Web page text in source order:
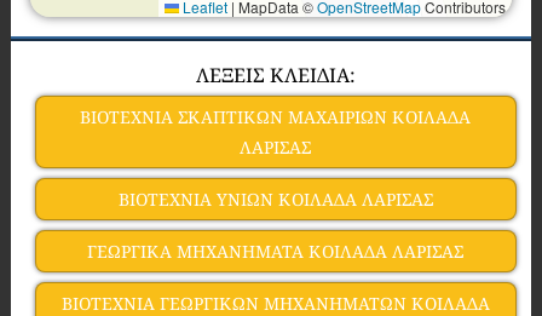
Leaflet | MapData ©OpenStreetMapContributors
ΛΕΞΕΙΣ ΚΛΕΙΔΙΑ:
ΒΙΟΤΕΧΝΙΑ ΣΚΑΠΤΙΚΩΝ ΜΑΧΑΙΡΙΩΝ ΚΟΙΛΑΔΑ
ΛΑΡΙΣΑΣ
ΒΙΟΤΕΧΝΙΑ ΥΝΙΩΝ ΚΟΙΛΑΔΑ ΛΑΡΙΣΑΣ
ΓΕΩΡΓΙΚΑ ΜΗΧΑΝΗΜΑΤΑ ΚΟΙΛΑΔΑ ΛΑΡΙΣΑΣ
ΒΙΟΤΕΧΝΙΑ ΓΕΩΡΓΙΚΩΝ ΜΗΧΑΝΗΜΑΤΩΝ ΚΟΙΛΑΔΑ